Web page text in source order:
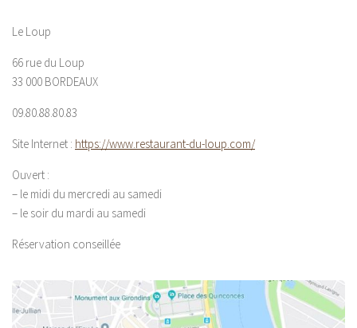
Le Loup
66 rue du Loup
33 000 BORDEAUX
09.80.88.80.83
Site Internet : https://www.restaurant-du-loup.com/
Ouvert :
– le midi du mercredi au samedi
– le soir du mardi au samedi
Réservation conseillée